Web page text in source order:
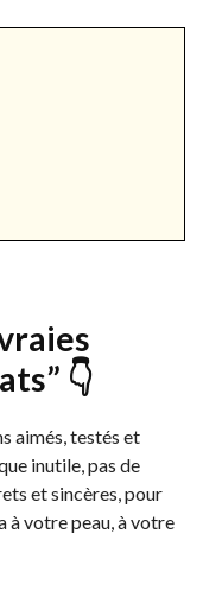
👇
aimés, testés et
inutile, pas de
et sincères, pour
à votre peau, à votre